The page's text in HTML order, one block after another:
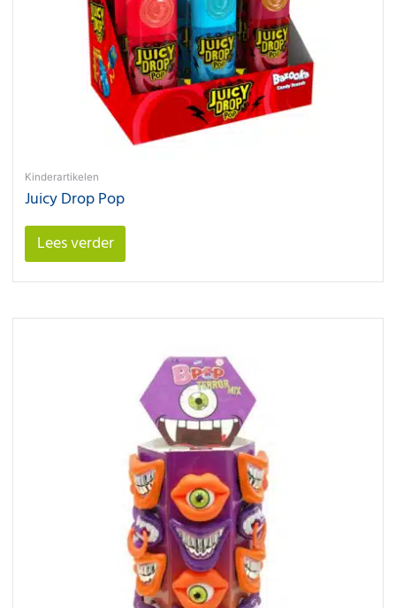
Kinderartikelen
Juicy Drop Pop
Lees verder